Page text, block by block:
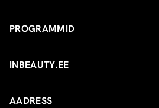
PROGRAMMID
INBEAUTY.EE
AADRESS